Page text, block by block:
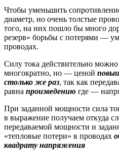
Чтобы уменьшить
диаметр, но очень толстые
того, на них пошло бы много
резерв» борьбы с потерями —
проводах.
Силу тока действительно
многократно, но — ценой
столько же раз, так как
равна произведению где —
При заданной мощности сила
в выражение получаем откуда
передаваемой мощности и
«тепловые потери» в проводах
квадрату напряжения